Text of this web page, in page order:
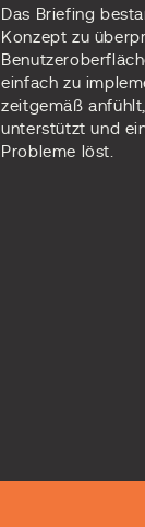
Das Briefing
Konzept zu
einfach zu
zeitgemäß
unterstützt und
Probleme löst.